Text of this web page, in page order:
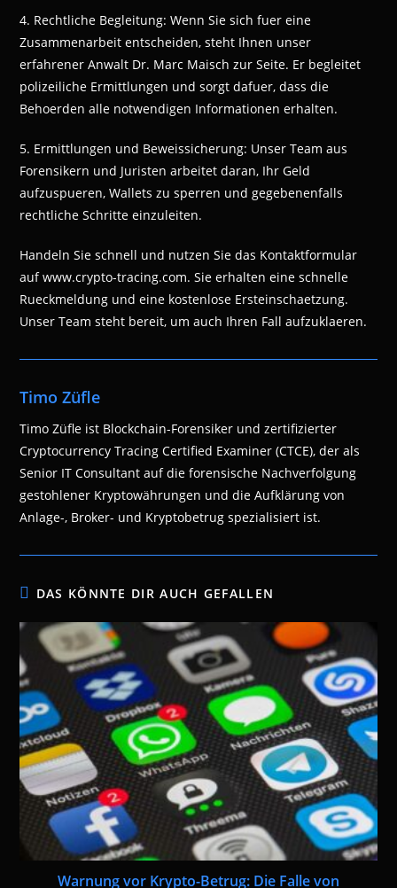
4. Rechtliche Begleitung: Wenn Sie sich fuer eine
Zusammenarbeit entscheiden, steht Ihnen unser
erfahrener Anwalt Dr. Marc Maisch zur Seite. Er begleitet
polizeiliche Ermittlungen und sorgt dafuer, dass die
Behoerden alle notwendigen Informationen erhalten.
5. Ermittlungen und Beweissicherung: Unser Team aus
Forensikern und Juristen arbeitet daran, Ihr Geld
aufzuspueren, Wallets zu sperren und gegebenenfalls
rechtliche Schritte einzuleiten.
Handeln Sie schnell und nutzen Sie das Kontaktformular
auf www.crypto-tracing.com. Sie erhalten eine schnelle
Rueckmeldung und eine kostenlose Ersteinschaetzung.
Unser Team steht bereit, um auch Ihren Fall aufzuklaeren.
Timo Züfle
Timo Züfle ist Blockchain-Forensiker und zertifizierter
Cryptocurrency Tracing Certified Examiner (CTCE), der als
Senior IT Consultant auf die forensische Nachverfolgung
gestohlener Kryptowährungen und die Aufklärung von
Anlage-, Broker- und Kryptobetrug spezialisiert ist.
DAS KÖNNTE DIR AUCH GEFALLEN
Warnung vor Krypto-Betrug: Die Falle von